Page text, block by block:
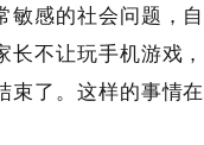
敏感的社会问题，自
不让玩手机游戏，
束了。这样的事情在